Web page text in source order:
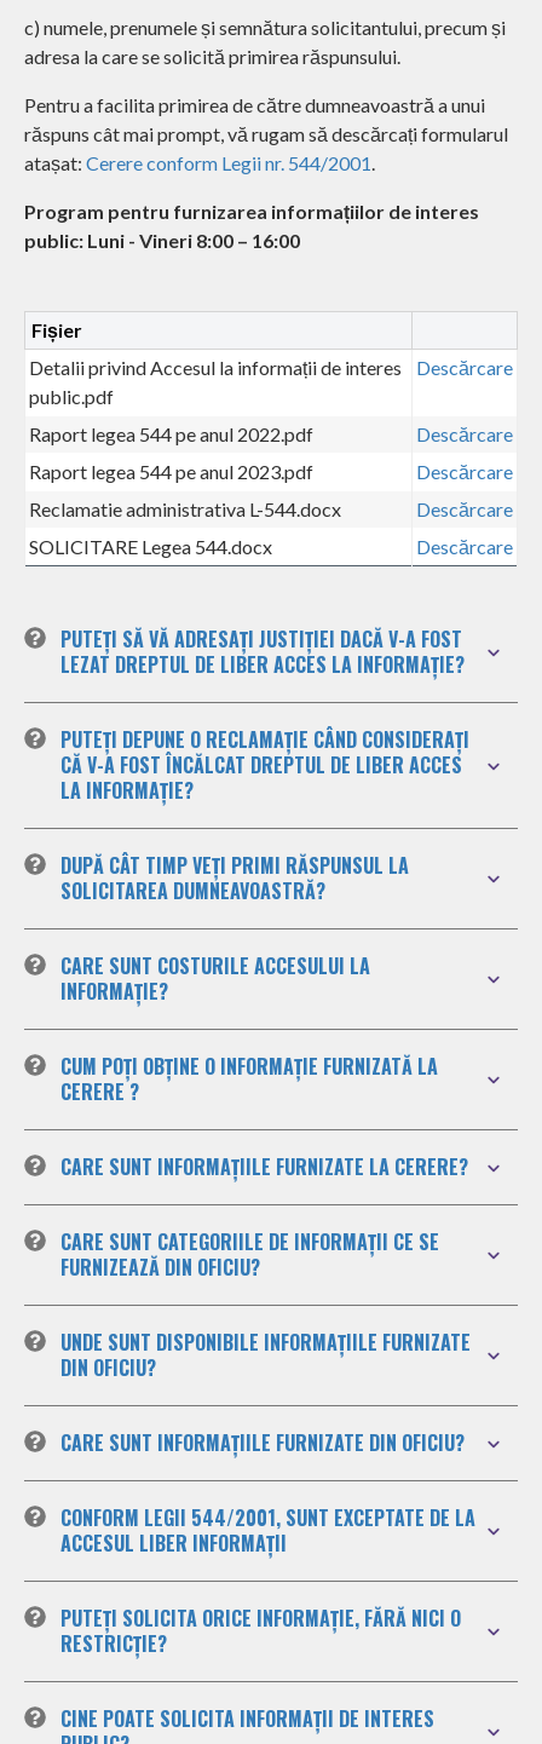
c) numele, prenumele și semnătura solicitantului, precum și
adresa la care se solicită primirea răspunsului.
Pentru a facilita primirea de către dumneavoastră a unui
răspuns cât mai prompt, vă rugam să descărcați formularul
atașat: Cerere conform Legii nr. 544/2001.
Program pentru furnizarea informațiilor de interes
public: Luni - Vineri 8:00 – 16:00
Fișier
Detalii privind Accesul la informații de interes
public.pdf
Descărcare
Raport legea 544 pe anul 2022.pdf
Descărcare
Raport legea 544 pe anul 2023.pdf
Descărcare
Reclamatie administrativa L-544.docx
Descărcare
SOLICITARE Legea 544.docx
Descărcare
PUTEȚI SĂ VĂ ADRESAȚI JUSTIȚIEI DACĂ V-A FOST
LEZAT DREPTUL DE LIBER ACCES LA INFORMAȚIE?
PUTEȚI DEPUNE O RECLAMAȚIE CÂND CONSIDERAȚI
CĂ V-A FOST ÎNCĂLCAT DREPTUL DE LIBER ACCES
LA INFORMAȚIE?
DUPĂ CÂT TIMP VEȚI PRIMI RĂSPUNSUL LA
SOLICITAREA DUMNEAVOASTRĂ?
CARE SUNT COSTURILE ACCESULUI LA
INFORMAȚIE?
CUM POȚI OBȚINE O INFORMAȚIE FURNIZATĂ LA
CERERE ?
CARE SUNT INFORMAȚIILE FURNIZATE LA CERERE?
CARE SUNT CATEGORIILE DE INFORMAȚII CE SE
FURNIZEAZĂ DIN OFICIU?
UNDE SUNT DISPONIBILE INFORMAȚIILE FURNIZATE
DIN OFICIU?
CARE SUNT INFORMAȚIILE FURNIZATE DIN OFICIU?
CONFORM LEGII 544/2001, SUNT EXCEPTATE DE LA
ACCESUL LIBER INFORMAȚII
PUTEȚI SOLICITA ORICE INFORMAȚIE, FĂRĂ NICI O
RESTRICȚIE?
CINE POATE SOLICITA INFORMAȚII DE INTERES